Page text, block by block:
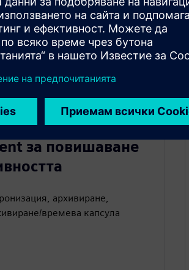
Data
за повишаване
архивиране,
времева капсула